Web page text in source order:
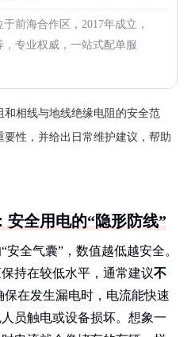
前海合作区，2017年成立，
专业权威，一站式配单服
和相线与地线绝缘电阻的安全范
性，并给出日常维护建议，帮助
安全用电的“隐形防线”
全气囊”，数值越低越安全。
持在较低水平，通常建议不
保在发生漏电时，电流能快速
员触电或设备损坏。想象一